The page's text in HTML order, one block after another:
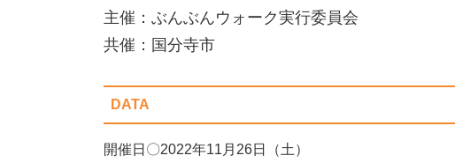
主催：ぶんぶんウォーク実行委員会
共催：国分寺市
DATA
開催日〇2022年11月26日（土）